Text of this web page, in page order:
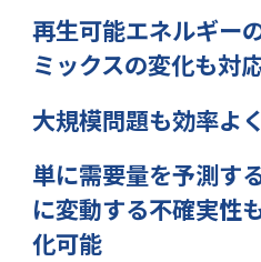
再生可能エネルギー
ミックスの変化も対
大規模問題も効率よ
単に需要量を予測す
に変動する不確実性
化可能